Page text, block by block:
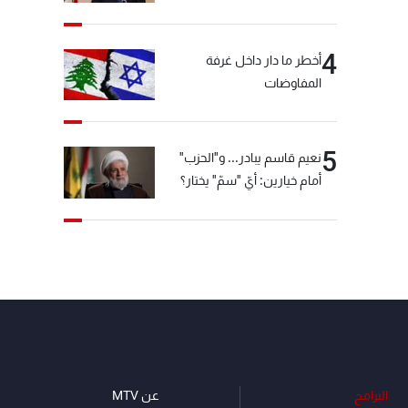
4أخطر ما دار داخل غرفة
المفاوضات
5نعيم قاسم يبادر... و"الحزب"
أمام خيارين: أيّ "سمّ" يختار؟
البرامج عن MTV